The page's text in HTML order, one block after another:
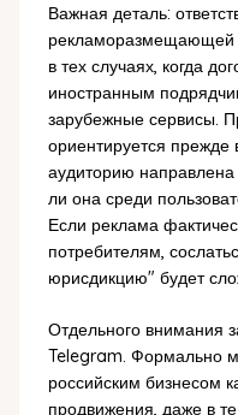
Важная деталь:
рекламоразмещающей
в тех случаях, когда
иностранным
зарубежные сервисы.
ориентируется прежде
аудиторию
ли она среди
Если реклама
потребителям,
юрисдикцию" будет
Отдельного внимания
Telegram. Формально
российским бизнесом
продвижения, даже в